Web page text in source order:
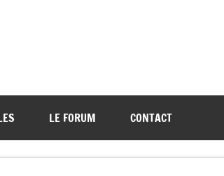
LE FORUM CONTACT